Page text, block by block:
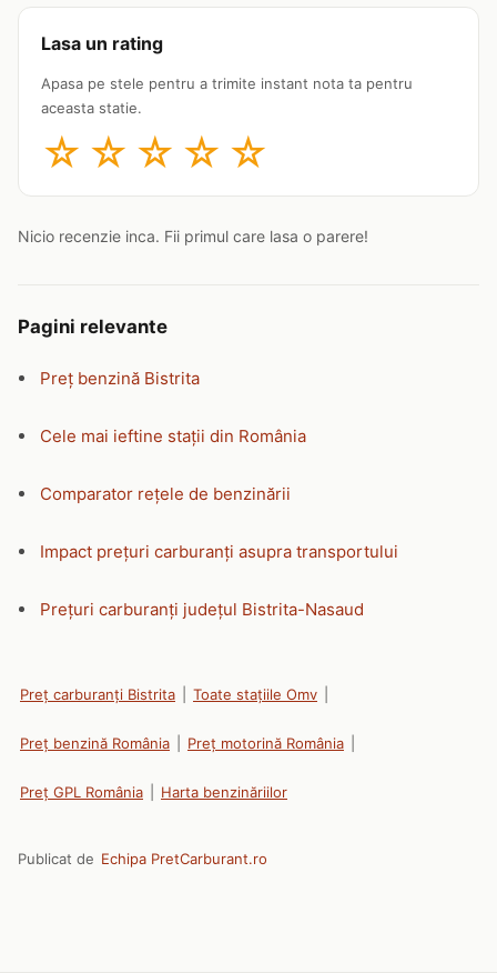
Lasa un rating
Apasa pe stele pentru a trimite instant nota ta pentru
aceasta statie.
☆ ☆ ☆ ☆ ☆
Nicio recenzie inca. Fii primul care lasa o parere!
Pagini relevante
Preț benzină Bistrita
Cele mai ieftine stații din România
Comparator rețele de benzinării
Impact prețuri carburanți asupra transportului
Prețuri carburanți județul Bistrita-Nasaud
Preț carburanți Bistrita Toate stațiile Omv
Preț benzină România Preț motorină România
Preț GPL România Harta benzinăriilor
Publicat de Echipa PretCarburant.ro